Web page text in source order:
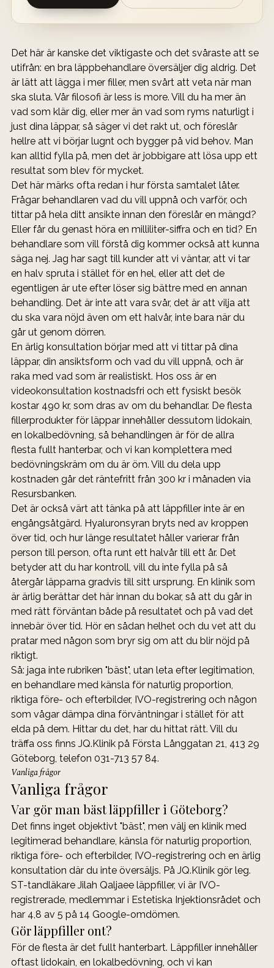
Det här är kanske det viktigaste och det svåraste att se
utifrån: en bra läppbehandlare översäljer dig aldrig. Det
är lätt att lägga i mer filler, men svårt att veta när man
ska sluta. Vår filosofi är less is more. Vill du ha mer än
vad som klär dig, eller mer än vad som ryms naturligt i
just dina läppar, så säger vi det rakt ut, och föreslår
hellre att vi börjar lugnt och bygger på vid behov. Man
kan alltid fylla på, men det är jobbigare att lösa upp ett
resultat som blev för mycket.
Det här märks ofta redan i hur första samtalet låter.
Frågar behandlaren vad du vill uppnå och varför, och
tittar på hela ditt ansikte innan den föreslår en mängd?
Eller får du genast höra en milliliter-siffra och en tid? En
behandlare som vill förstå dig kommer också att kunna
säga nej. Jag har sagt till kunder att vi väntar, att vi tar
en halv spruta i stället för en hel, eller att det de
egentligen är ute efter löser sig bättre med en annan
behandling. Det är inte att vara svår, det är att vilja att
du ska vara nöjd även om ett halvår, inte bara när du
går ut genom dörren.
En ärlig konsultation börjar med att vi tittar på dina
läppar, din ansiktsform och vad du vill uppnå, och är
raka med vad som är realistiskt. Hos oss är en
videokonsultation kostnadsfri och ett fysiskt besök
kostar 490 kr, som dras av om du behandlar. De flesta
fillerprodukter för läppar innehåller dessutom lidokain,
en lokalbedövning, så behandlingen är för de allra
flesta fullt hanterbar, och vi kan komplettera med
bedövningskräm om du är öm. Vill du dela upp
kostnaden går det räntefritt från 300 kr i månaden via
Resursbanken.
Det är också värt att tänka på att läppfiller inte är en
engångsåtgärd. Hyaluronsyran bryts ned av kroppen
över tid, och hur länge resultatet håller varierar från
person till person, ofta runt ett halvår till ett år. Det
betyder att du har kontroll, vill du inte fylla på så
återgår läpparna gradvis till sitt ursprung. En klinik som
är ärlig berättar det här innan du bokar, så att du går in
med rätt förväntan både på resultatet och på vad det
innebär över tid. Hör en sådan helhet och du vet att du
pratar med någon som bryr sig om att du blir nöjd på
riktigt.
Så: jaga inte rubriken "bäst", utan leta efter legitimation,
en behandlare med känsla för naturlig proportion,
riktiga före- och efterbilder, IVO-registrering och någon
som vågar dämpa dina förväntningar i stället för att
elda på dem. Hittar du det, har du hittat rätt. Vill du
träffa oss finns JQ.Klinik på Första Långgatan 21, 413 29
Göteborg, telefon 031-713 57 84.
Vanliga frågor
Vanliga frågor
Var gör man bäst läppfiller i Göteborg?
Det finns inget objektivt "bäst", men välj en klinik med
legitimerad behandlare, känsla för naturlig proportion,
riktiga före- och efterbilder, IVO-registrering och en ärlig
konsultation där du inte översäljs. På JQ.Klinik gör leg.
ST-tandläkare Jilah Qaljaee läppfiller, vi är IVO-
registrerade, medlemmar i Estetiska Injektionsrådet och
har 4,8 av 5 på 14 Google-omdömen.
Gör läppfiller ont?
För de flesta är det fullt hanterbart. Läppfiller innehåller
oftast lidokain, en lokalbedövning, och vi kan